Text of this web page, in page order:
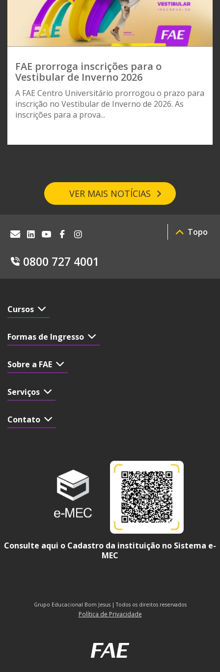
FAE prorroga inscrições para o
Vestibular de Inverno 2026
A FAE Centro Universitário prorrogou o prazo para
inscrição no Vestibular de Inverno de 2026. As
inscrições para a prova...
VER MAIS NOTÍCIAS
0800 727 4001
Topo
Cursos
Formas de Ingresso
Sobre a FAE
Serviços
Contato
Consulte aqui o Cadastro da instituição no Sistema e-
MEC
Grupo Educacional Bom Jesus | Todos os direitos reservados
Política de Privacidade